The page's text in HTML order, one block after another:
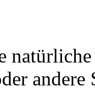
andere